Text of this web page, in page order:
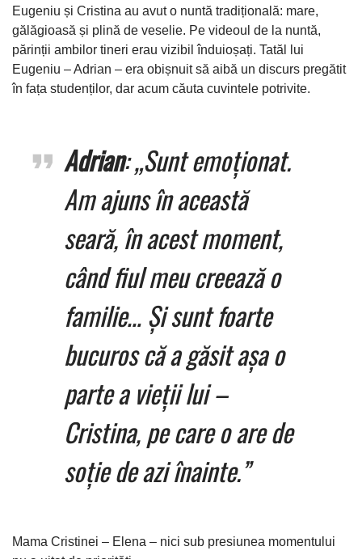
Eugeniu și Cristina au avut o nuntă tradițională: mare,
gălăgioasă și plină de veselie. Pe videoul de la nuntă,
părinții ambilor tineri erau vizibil înduioșați. Tatăl lui
Eugeniu – Adrian – era obișnuit să aibă un discurs pregătit
în fața studenților, dar acum căuta cuvintele potrivite.
Adrian: „Sunt emoționat.
Am ajuns în această
seară, în acest moment,
când fiul meu creează o
familie… Și sunt foarte
bucuros că a găsit așa o
parte a vieții lui –
Cristina, pe care o are de
soție de azi înainte.”
Mama Cristinei – Elena – nici sub presiunea momentului